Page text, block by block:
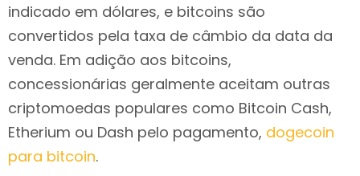
indicado em dólares, e bitcoins são
convertidos pela taxa de câmbio da data da
venda. Em adição aos bitcoins,
concessionárias geralmente aceitam outras
criptomoedas populares como Bitcoin Cash,
Etherium ou Dash pelo pagamento, dogecoin
para bitcoin.